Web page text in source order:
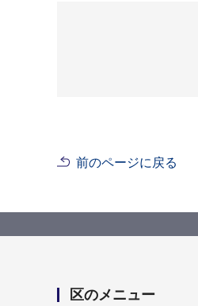
前のページに戻る
区のメニュー